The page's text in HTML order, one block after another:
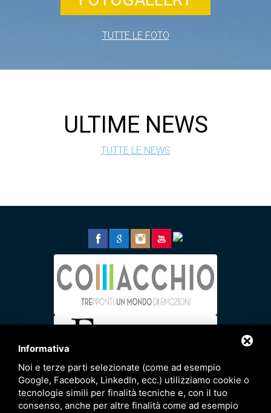
TUTTE LE FOTO
ULTIME NEWS
TUTTE LE NEWS
Informativa
Noi e terze parti selezionate (come ad esempio
Google, Facebook, LinkedIn, ecc.) utilizziamo cookie o
tecnologie simili per finalità tecniche e, con il tuo
consenso, anche per altre finalità come ad esempio